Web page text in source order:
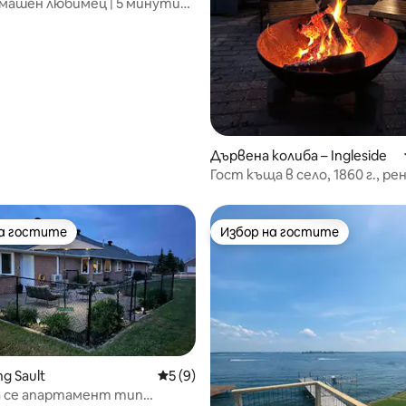
Дървена колиба – Ingleside
Гост къща в село, 1860 г.,
гостите
гостите
Sault Средна оценка: 5 от 5, 9 отзива
5 (9)
се апартамент тип
Избор на гостите
Избор на гостите